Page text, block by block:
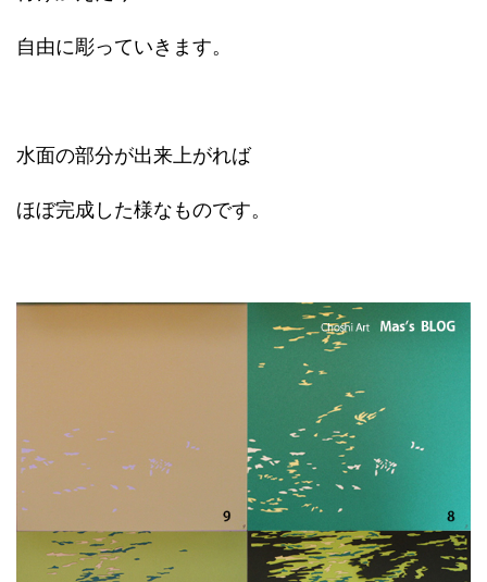
自由に彫っていきます。
水面の部分が出来上がれば
ほぼ完成した様なものです。